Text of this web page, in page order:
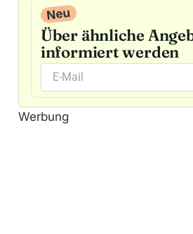
Neu
Über ähnliche
informiert werden
A
l
Werbung